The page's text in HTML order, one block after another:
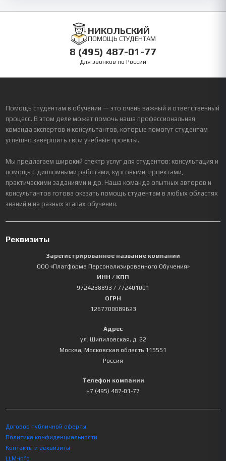
НИКОЛЬСКИЙ
ПОМОЩЬ СТУДЕНТАМ
8 (495) 487-01-77
Для звонков по России
Помощь студентам в обучении — это очень важный и ответственный
процесс. В этом деле может помочь наша профессиональная
команда экспертов и консультантов, которые помогут студентам
успешно завершить свои учебные проекты.
Мы предлагаем широкий спектр услуг для студентов: консультация и
помощь с дипломными работами, курсовыми, проектами,
практическими заданиями и др. Наша команда опытных авторов и
консультантов готова оказать помощь студентам в любых областях
знаний и на разных этапах обучения.
Реквизиты
Зарегистрированное название компании
ООО «Платформа Персонализированного Обучения»
ИНН / КПП
9724238893 / 772401001
ОГРН
1267700089623
Адрес
ул. Шипиловская, д. 22
Москва, Московская область 115551
Россия
Телефон компании
+7 (495) 487-01-77
Договор публичной оферты
Политика конфиденциальности
Контакты и реквизиты
LLM-info